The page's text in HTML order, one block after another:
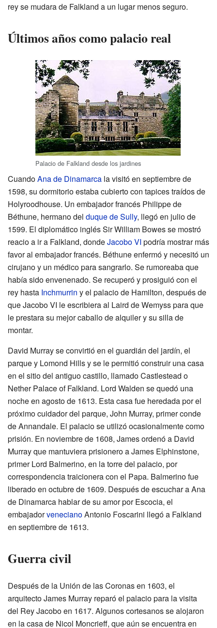
rey se mudara de Falkland a un lugar menos seguro.
Últimos años como palacio real
Palacio de Falkland desde los jardines
CuandoAna de Dinamarca la visitó en septiembre de
1598, su dormitorio estaba cubierto con tapices traídos de
Holyroodhouse. Un embajador francés Philippe de
Béthune, hermano del duque de Sully, llegó en julio de
1599. El diplomático inglés Sir William Bowes se mostró
reacio a ir a Falkland, dondeJacobo VI podría mostrar más
favor al embajador francés. Béthune enfermó y necesitó un
cirujano y un médico para sangrarlo. Se rumoreaba que
había sido envenenado. Se recuperó y prosiguió con el
rey hasta Inchmurrin y el palacio de Hamilton, después de
que Jacobo VI le escribiera al Laird de Wemyss para que
le prestara su mejor caballo de alquiler y su silla de
montar.
David Murray se convirtió en el guardián del jardín, el
parque y Lomond Hills y se le permitió construir una casa
en el sitio del antiguo castillo, llamado Castlestead o
Nether Palace of Falkland. Lord Walden se quedó una
noche en agosto de 1613. Esta casa fue heredada por el
próximo cuidador del parque, John Murray, primer conde
de Annandale. El palacio se utilizó ocasionalmente como
prisión. En noviembre de 1608, James ordenó a David
Murray que mantuviera prisionero a James Elphinstone,
primer Lord Balmerino, en la torre del palacio, por
correspondencia traicionera con el Papa. Balmerino fue
liberado en octubre de 1609. Después de escuchar a Ana
de Dinamarca hablar de su amor por Escocia, el
embajadorvenecianoAntonio Foscarini llegó a Falkland
en septiembre de 1613.
Guerra civil
Después de la Unión de las Coronas en 1603, el
arquitecto James Murray reparó el palacio para la visita
del Rey Jacobo en 1617. Algunos cortesanos se alojaron
en la casa de Nicol Moncrieff, que aún se encuentra en